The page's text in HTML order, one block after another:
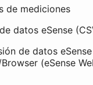
de mediciones
datos eSense
de datos
(eSense